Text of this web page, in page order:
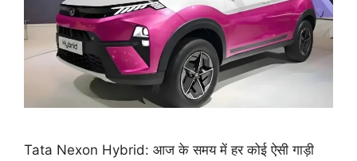
Tata Nexon Hybrid: आज के समय में हर कोई ऐसी गाड़ी